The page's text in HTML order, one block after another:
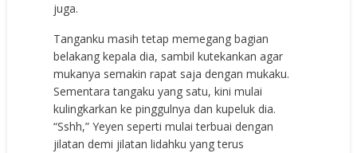
juga.
Tanganku masih tetap memegang bagian
belakang kepala dia, sambil kutekankan agar
mukanya semakin rapat saja dengan mukaku.
Sementara tangaku yang satu, kini mulai
kulingkarkan ke pinggulnya dan kupeluk dia.
“Sshh,” Yeyen seperti mulai terbuai dengan
jilatan demi jilatan lidahku yang terus